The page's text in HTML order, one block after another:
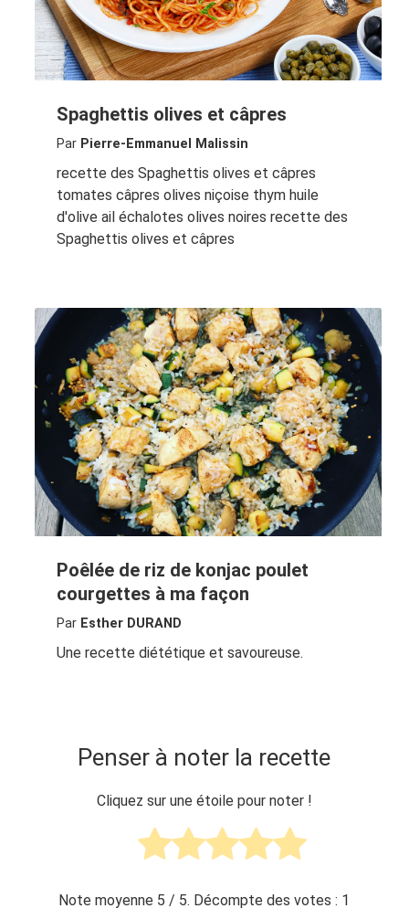
Spaghettis olives et câpres
Par Pierre-Emmanuel Malissin
recette des Spaghettis olives et câpres
tomates câpres olives niçoise thym huile
d'olive ail échalotes olives noires recette des
Spaghettis olives et câpres
Poêlée de riz de konjac poulet
courgettes à ma façon
Par Esther DURAND
Une recette diététique et savoureuse.
Penser à noter la recette
Cliquez sur une étoile pour noter !
Note moyenne 5 / 5. Décompte des votes : 1